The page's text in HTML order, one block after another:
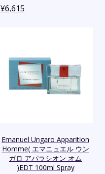
¥6,615
Emanuel Ungaro Apparition
Homme( エマニュエル ウン
ガロ アパラシオン オム
)EDT 100ml Spray